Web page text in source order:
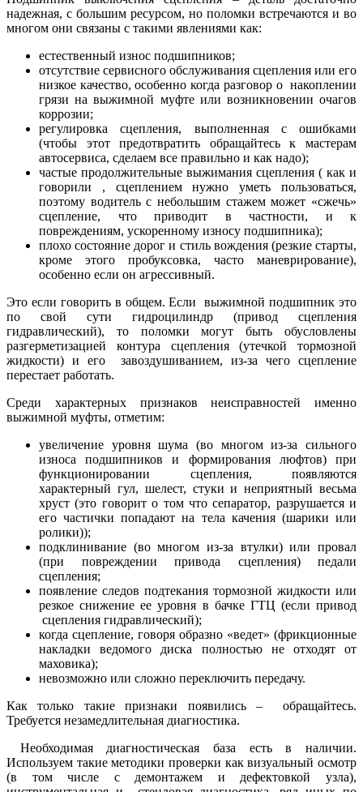
надежная, с большим ресурсом, но поломки встречаются и во
многом они связаны с такими явлениями как:
естественный износ подшипников;
отсутствие сервисного обслуживания сцепления или его
низкое качество, особенно когда разговор о накоплении
грязи на выжимной муфте или возникновении очагов
коррозии;
регулировка сцепления, выполненная с ошибками
(чтобы этот предотвратить обращайтесь к мастерам
автосервиса, сделаем все правильно и как надо);
частые продолжительные выжимания сцепления ( как и
говорили , сцеплением нужно уметь пользоваться,
поэтому водитель с небольшим стажем может «сжечь»
сцепление, что приводит в частности, и к
повреждениям, ускоренному износу подшипника);
плохо состояние дорог и стиль вождения (резкие старты,
кроме этого пробуксовка, часто маневрирование),
особенно если он агрессивный.
Это если говорить в общем. Если выжимной подшипник это
по свой сути гидроцилиндр (привод сцепления
гидравлический), то поломки могут быть обусловлены
разгерметизацией контура сцепления (утечкой тормозной
жидкости) и его завоздушиванием, из-за чего сцепление
перестает работать.
Среди характерных признаков неисправностей именно
выжимной муфты, отметим:
увеличение уровня шума (во многом из-за сильного
износа подшипников и формирования люфтов) при
функционировании сцепления, появляются
характерный гул, шелест, стуки и неприятный весьма
хруст (это говорит о том что сепаратор, разрушается и
его частички попадают на тела качения (шарики или
ролики));
подклинивание (во многом из-за втулки) или провал
(при повреждении привода сцепления) педали
сцепления;
появление следов подтекания тормозной жидкости или
резкое снижение ее уровня в бачке ГТЦ (если привод
сцепления гидравлический);
когда сцепление, говоря образно «ведет» (фрикционные
накладки ведомого диска полностью не отходят от
маховика);
невозможно или сложно переключить передачу.
Как только такие признаки появились – обращайтесь.
Требуется незамедлительная диагностика.
Необходимая диагностическая база есть в наличии.
Используем такие методики проверки как визуальный осмотр
(в том числе с демонтажем и дефектовкой узла),